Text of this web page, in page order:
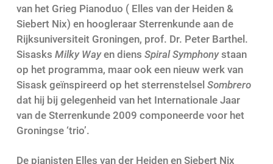
van het Grieg Pianoduo ( Elles van der Heiden &
Siebert Nix) en hoogleraar Sterrenkunde aan de
Rijksuniversiteit Groningen, prof. Dr. Peter Barthel.
Sisasks Milky Wayen diens Spiral Symphonystaan
op het programma, maar ook een nieuw werk van
Sisask geïnspireerd op het sterrenstelsel Sombrero
dat hij bij gelegenheid van het Internationale Jaar
van de Sterrenkunde 2009 componeerde voor het
Groningse ‘trio’.
De pianisten Elles van der Heiden en Siebert Nix